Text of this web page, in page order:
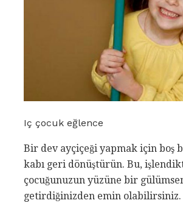
Iç çocuk eğlence
Bir dev ayçiçeği yapmak için boş
kabı geri dönüştürün. Bu,
çocuğunuzun yüzüne bir
getirdiğinizden emin olabilirsiniz.